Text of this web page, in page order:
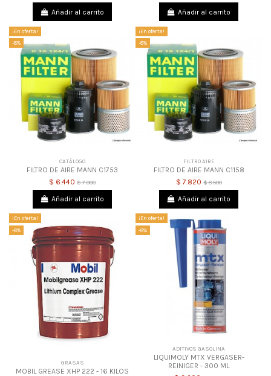
Añadir al carrito Añadir al carrito
¡En oferta!
-8%
CATÁLOGO
FILTRO DE AIRE MANN C1753
$ 6.440 $ 7.000
Añadir al carrito
¡En oferta!
-8%
FILTRO AIRE
FILTRO DE AIRE MANN C1158
$ 7.820$ 8.500
Añadir al carrito
¡En oferta!
-8%
GRASAS
MOBIL GREASE XHP 222 - 16 KILOS
¡En oferta!
-8%
ADITIVOS GASOLINA
LIQUIMOLY MTX VERGASER-
REINIGER - 300 ML